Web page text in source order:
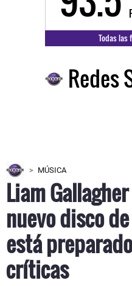
Todas las
Redes
MÚSICA
Liam
nuevo disco
está
críticas